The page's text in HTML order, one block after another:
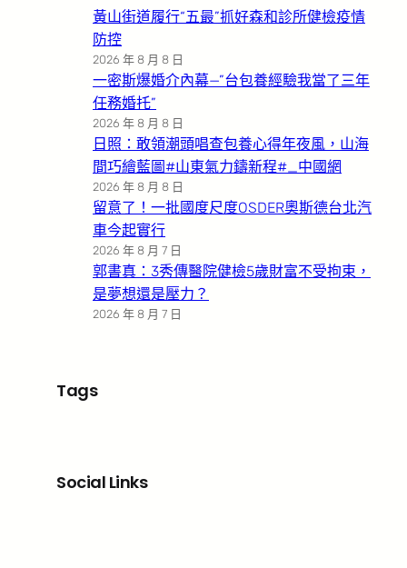
黃山街道履行“五最”抓好森和診所健檢疫情
防控
2026 年 8 月 8 日
一密斯爆婚介內幕—”台包養經驗我當了三年
任務婚托”
2026 年 8 月 8 日
日照：敢領潮頭唱查包養心得年夜風，山海
間巧繪藍圖#山東氣力鑄新程#_中國網
2026 年 8 月 8 日
留意了！一批國度尺度OSDER奧斯德台北汽
車今起實行
2026 年 8 月 7 日
郭書真：3秀傳醫院健檢5歲財富不受拘束，
是夢想還是壓力？
2026 年 8 月 7 日
Tags
Social Links